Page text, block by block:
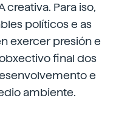
creativa. Para iso,
políticos e as
exercer presión e
final dos
e
ambiente.